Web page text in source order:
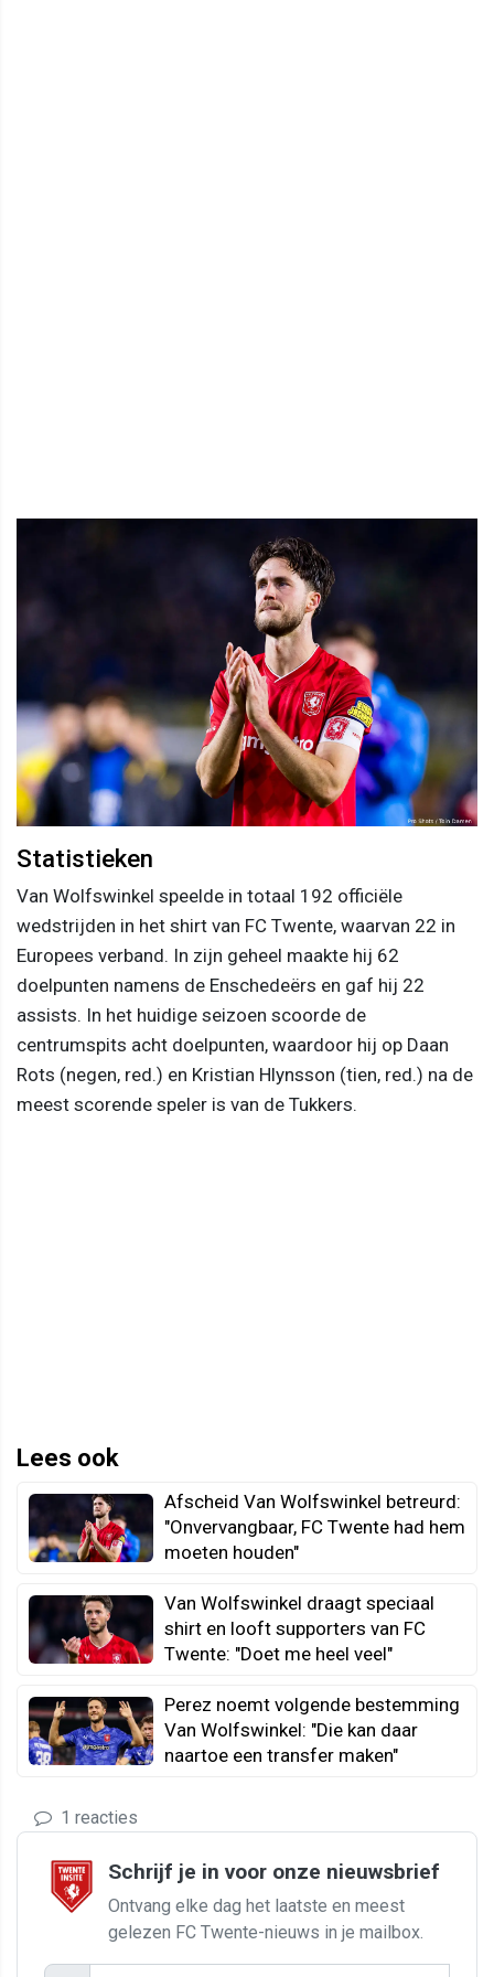
Statistieken
Van Wolfswinkel speelde in totaal 192 officiële
wedstrijden in het shirt van FC Twente, waarvan 22 in
Europees verband. In zijn geheel maakte hij 62
doelpunten namens de Enschedeërs en gaf hij 22
assists. In het huidige seizoen scoorde de
centrumspits acht doelpunten, waardoor hij op Daan
Rots (negen, red.) en Kristian Hlynsson (tien, red.) na de
meest scorende speler is van de Tukkers.
Lees ook
Afscheid Van Wolfswinkel betreurd:
"Onvervangbaar, FC Twente had hem
moeten houden"
Van Wolfswinkel draagt speciaal
shirt en looft supporters van FC
Twente: "Doet me heel veel"
Perez noemt volgende bestemming
Van Wolfswinkel: "Die kan daar
naartoe een transfer maken"
1 reacties
Schrijf je in voor onze nieuwsbrief
Ontvang elke dag het laatste en meest
gelezen FC Twente-nieuws in je mailbox.